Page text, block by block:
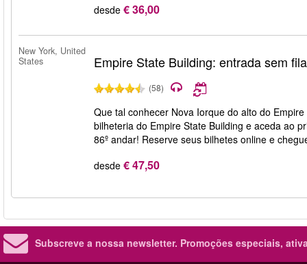
desde € 36,00
New York, United
States
Empire State Building: entrada sem
(58)
Que tal conhecer Nova Iorque do alto do
bilheteria do Empire State Building e aceda ao
86º andar! Reserve seus bilhetes online e
desde € 47,50
Subscreve a nossa newsletter. Promoções especiais,